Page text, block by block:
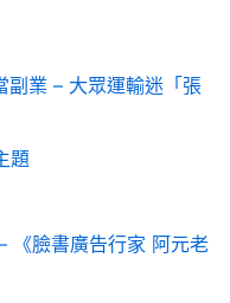
業 – 大眾運輸迷「張
題
《臉書廣告行家 阿元老